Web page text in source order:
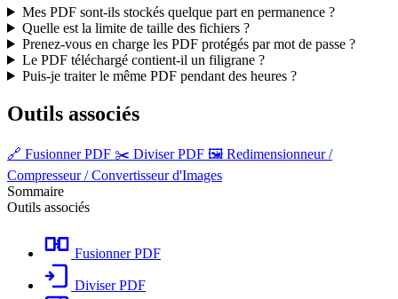
Mes PDF sont-ils stockés quelque part en permanence ?
Quelle est la limite de taille des fichiers ?
Prenez-vous en charge les PDF protégés par mot de passe ?
Le PDF téléchargé contient-il un filigrane ?
Puis-je traiter le même PDF pendant des heures ?
Outils associés
🔗 Fusionner PDF ✂️ Diviser PDF 🖼️ Redimensionneur /
Compresseur / Convertisseur d'Images
Sommaire
Outils associés
Fusionner PDF
Diviser PDF